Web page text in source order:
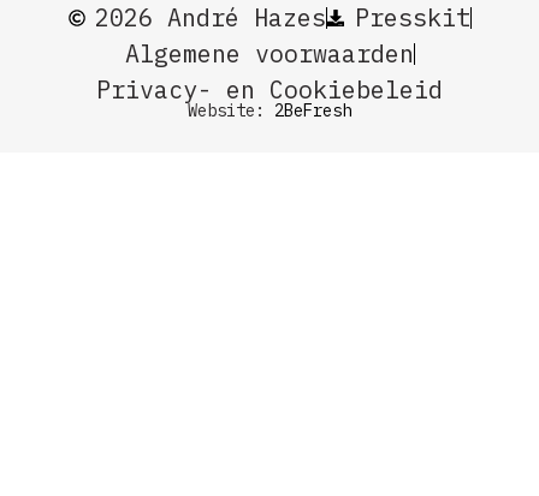
2026 André Hazes
Presskit
Algemene voorwaarden
Privacy- en Cookiebeleid
Website: 2BeFresh